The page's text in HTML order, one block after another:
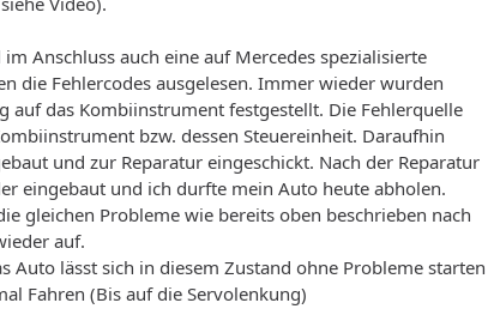
im Anschluss auch eine auf Mercedes spezialisierte
die Fehlercodes ausgelesen. Immer wieder wurden
auf das Kombiinstrument festgestellt. Die Fehlerquelle
bzw. dessen Steuereinheit. Daraufhin
und zur Reparatur eingeschickt. Nach der Reparatur
eingebaut und ich durfte mein Auto heute abholen.
gleichen Probleme wie bereits oben beschrieben nach
auf.
Auto lässt sich in diesem Zustand ohne Probleme starten
Fahren (Bis auf die Servolenkung)